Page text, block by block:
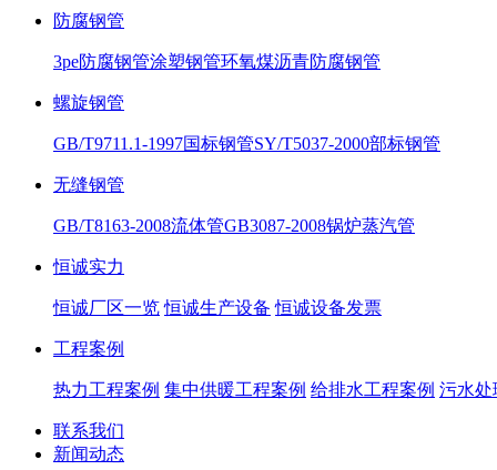
防腐钢管
3pe防腐钢管涂塑钢管环氧煤沥青防腐钢管
螺旋钢管
GB/T9711.1-1997国标钢管SY/T5037-2000部标钢管
无缝钢管
GB/T8163-2008流体管GB3087-2008锅炉蒸汽管
恒诚实力
恒诚厂区一览 恒诚生产设备 恒诚设备发票
工程案例
热力工程案例 集中供暖工程案例 给排水工程案例 污水处
联系我们
新闻动态